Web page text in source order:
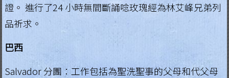
證。 進行了24 小時無間斷誦唸玫瑰經為林艾峰兄弟列
品祈求。
巴西
Salvador 分團：工作包括為聖洗聖事的父母和代父母